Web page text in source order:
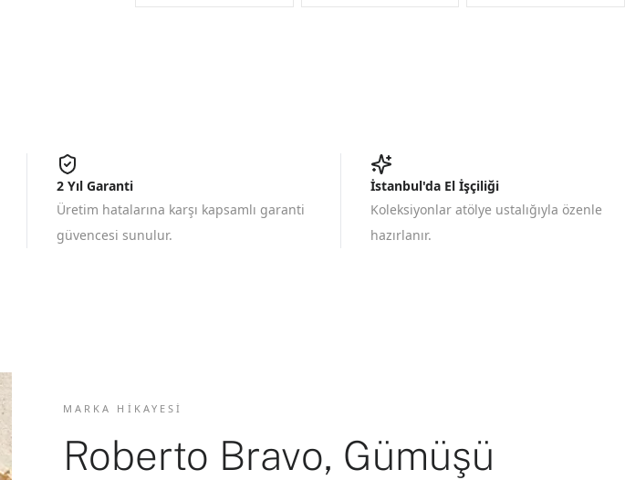
2 Yıl Garanti
Üretim hatalarına karşı kapsamlı garanti
güvencesi sunulur.
İstanbul'da El İşçiliği
Koleksiyonlar atölye ustalığıyla özenle
hazırlanır.
MARKA HIKAYESI
Roberto Bravo, Gümüşü